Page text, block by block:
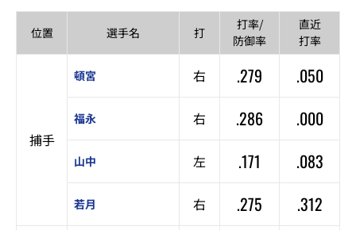
位置 選手名 打
打率/
防御率
直近
打率
捕手
頓宮 右 .279 .050
福永 右 .286 .000
山中 左 .171 .083
若月 右 .275 .312